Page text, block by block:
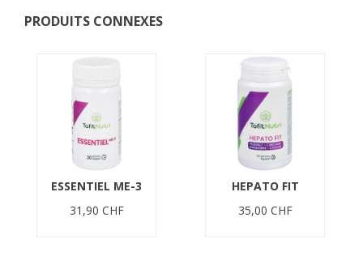
PRODUITS CONNEXES
ESSENTIEL ME-3
31,90 CHF
HEPATO FIT
35,00 CHF